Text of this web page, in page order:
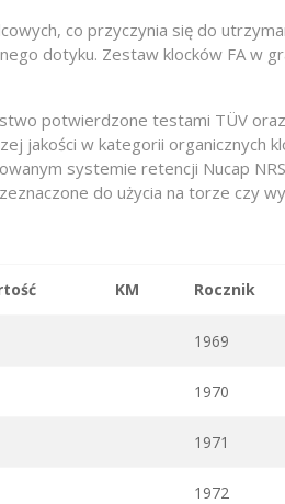
co przyczynia się do
dotyku. Zestaw klocków FA
potwierdzone testami TÜV
jakości w kategorii organicznych
systemie retencji Nucap
do użycia na torze czy
KM Rocznik
1969
1970
1971
1972